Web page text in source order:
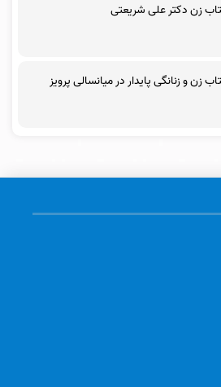
زن دکتر علی شریعتی
زن و زنانگی پایدار در میانسالی پرویز